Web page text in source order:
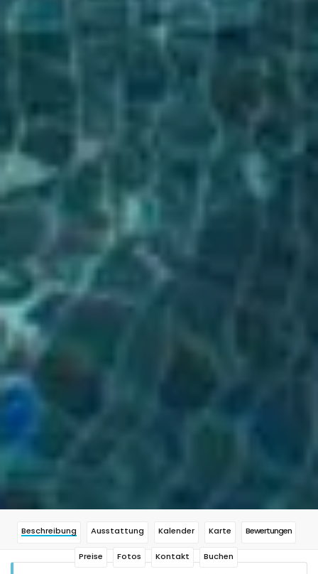
Beschreibung Ausstattung Kalender Karte Bewertungen
Preise Fotos Kontakt Buchen